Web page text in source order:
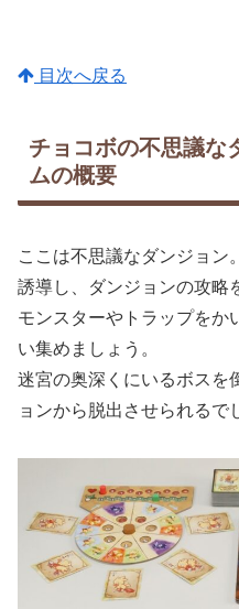
目次へ戻る
チョコボの不思議な
ムの概要
ここは不思議なダンジョン
誘導し、ダンジョンの攻略
モンスターやトラップをか
い集めましょう。
迷宮の奥深くにいるボスを
ョンから脱出させられるで